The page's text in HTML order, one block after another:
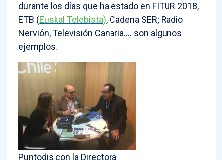
durante los días que ha estado en FITUR 2018,
ETB (Euskal Telebista), Cadena SER; Radio
Nervión, Televisión Canaria…. son algunos
ejemplos.
Puntodis con la Directora